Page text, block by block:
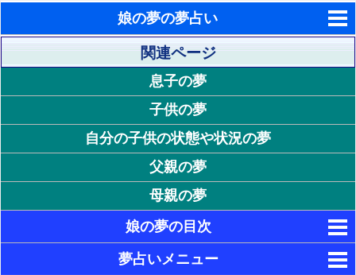
娘の夢の夢占い
東洋・西洋占星術
ホラリー占星術
手相占いで未来診断
タロットカードで無料占い
命名の姓名判断
飛星派風水で住宅開運
男と女の心理学と心理テスト
関連ページ
息子の夢
子供の夢
自分の子供の状態や状況の夢
父親の夢
母親の夢
娘の夢の目次
1. 娘の状態が印象的な夢夢占いメニュー